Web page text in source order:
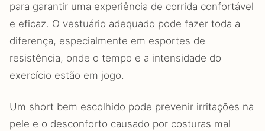
para garantir uma experiência de corrida confortável
e eficaz. O vestuário adequado pode fazer toda a
diferença, especialmente em esportes de
resistência, onde o tempo e a intensidade do
exercício estão em jogo.
Um short bem escolhido pode prevenir irritações na
pele e o desconforto causado por costuras mal